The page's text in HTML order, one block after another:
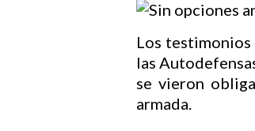
Los testimonios
las
se vieron
armada.